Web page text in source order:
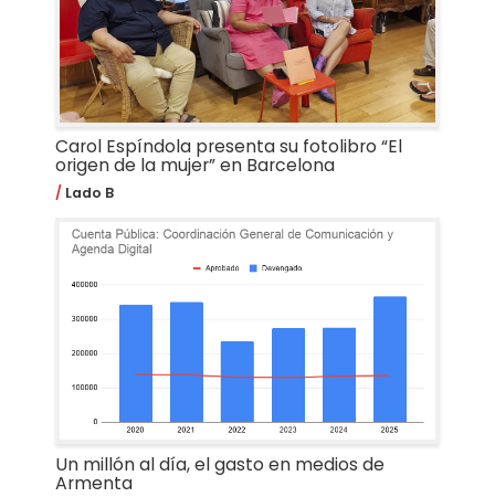
Carol Espíndola presenta su fotolibro “El
origen de la mujer” en Barcelona
Lado B
Un millón al día, el gasto en medios de
Armenta